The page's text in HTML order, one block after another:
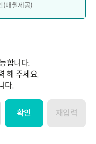
(매월제공)
합니다.
해 주세요.
다.
확인 재입력